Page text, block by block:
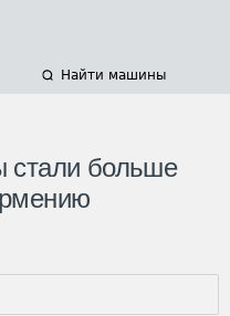
Найти машины
стали больше